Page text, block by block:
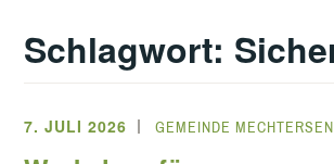
Schlagwort:
7. JULI 2026 GEMEINDE MECHTERSEN